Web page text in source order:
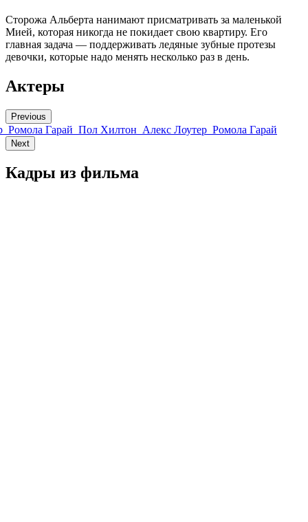
Сторожа Альберта нанимают присматривать за маленькой
Мией, которая никогда не покидает свою квартиру. Его
главная задача — поддерживать ледяные зубные протезы
девочки, которые надо менять несколько раз в день.
Актеры
Previous
Ромола Гарай Пол Хилтон Алекс Лоутер Ромола Гарай
Next
Кадры из фильмa